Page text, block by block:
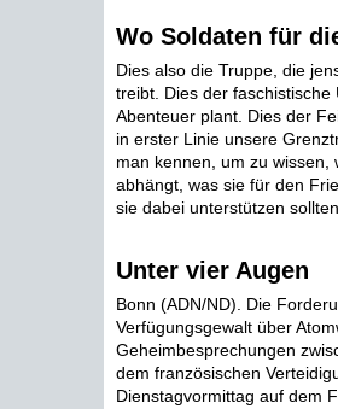
Wo Soldaten für
Dies also die Truppe, die
treibt. Dies der
Abenteuer plant. Dies der
in erster Linie unsere
man kennen, um zu wissen,
abhängt, was sie für den
sie dabei unterstützen sollten
Unter vier Augen
Bonn (ADN/ND). Die
Verfügungsgewalt über
Geheimbesprechungen
dem französischen
Dienstagvormittag auf dem